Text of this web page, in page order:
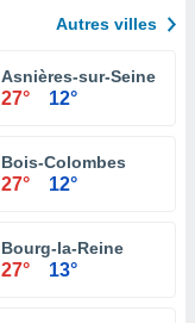
Autres villes
Asnières-sur-Seine
27° 12°
Bois-Colombes
27° 12°
Bourg-la-Reine
27° 13°